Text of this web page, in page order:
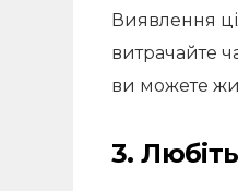
Виявлення
витрачайте
ви можете
3.